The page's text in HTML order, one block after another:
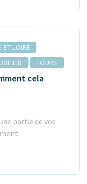
ET-LOIRE
TOURS
cela
partie de vos